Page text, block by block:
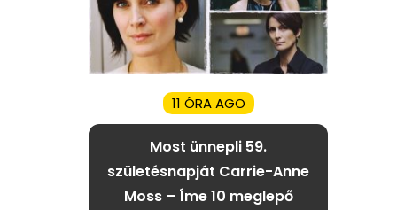
11 ÓRA AGO
Most ünnepli 59.
születésnapját Carrie-Anne
Moss – Íme 10 meglepő